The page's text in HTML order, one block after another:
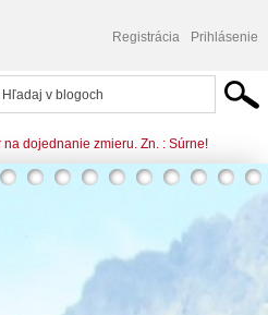
Registrácia Prihlásenie
na dojednanie zmieru. Zn. : Súrne!